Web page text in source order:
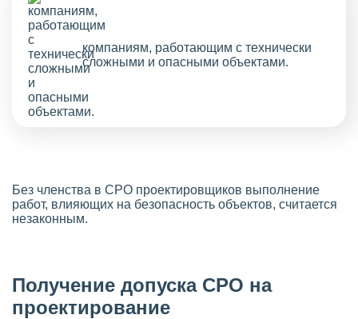
компаниям, работающим с технически
сложными и опасными объектами.
Без членства в СРО проектировщиков выполнение
работ, влияющих на безопасность объектов, считается
незаконным.
Получение допуска СРО на
проектирование